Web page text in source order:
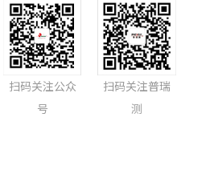
扫码关注公众
号
扫码关注普瑞
测